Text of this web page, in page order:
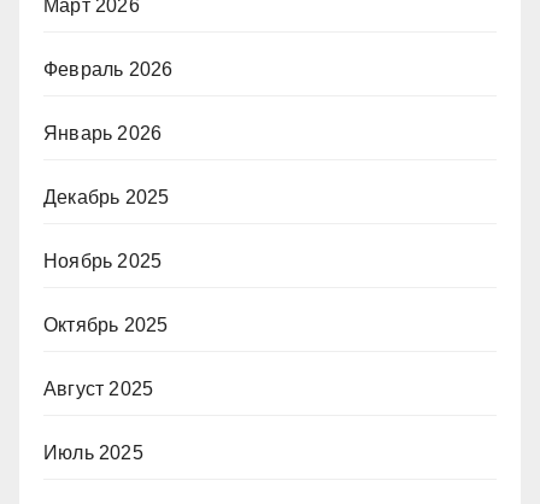
Март 2026
Февраль 2026
Январь 2026
Декабрь 2025
Ноябрь 2025
Октябрь 2025
Август 2025
Июль 2025